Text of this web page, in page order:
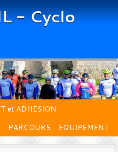
- Cyclo
et ADHESION
PARCOURS EQUIPEMENT